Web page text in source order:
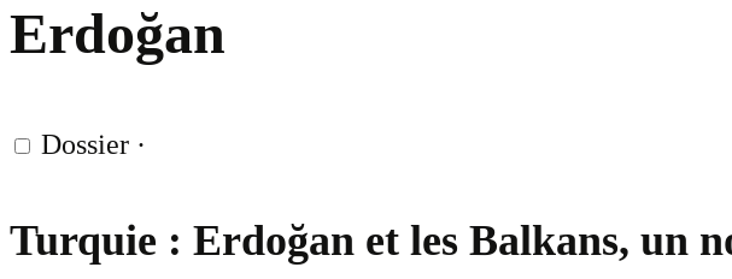
Erdoğan
Dossier ·
Turquie : Erdoğan et les Balkans, un